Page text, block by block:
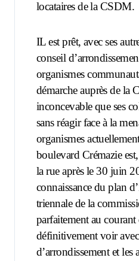
locataires de la CSDM.
IL est prêt, avec ses
conseil
organismes
démarche auprès de la
inconcevable que ses
sans réagir face à la
organismes
boulevard Crémazie
la rue après le 30 juin
connaissance du plan
triennale de la
parfaitement au
définitivement voir
d’arrondissement et les